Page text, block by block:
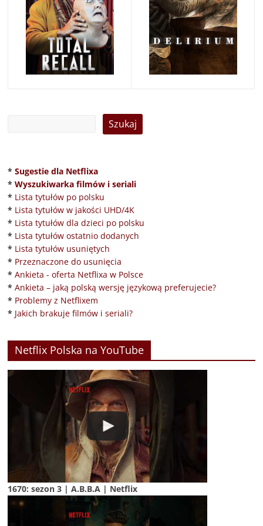
* Sugestie dla Netflixa
* Wyszukiwarka filmów i seriali
* Lista tytułów po polsku
* Lista tytułów w jakości UHD/4K
* Lista tytułów dla dzieci po polsku
* Lista tytułów ostatnio dodanych
* Lista tytułów usuniętych
* Przeznaczone do usunięcia
* Ankieta - oferta Netflixa w Polsce
* Ankieta – jaką polską wersję językową preferujecie?
* Problemy z Netflixem
* Jakich brakuje filmów i seriali?
Netflix Polska na YouTube
1670: sezon 3 | A.B.B.A | Netflix